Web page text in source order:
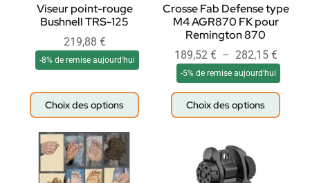
Viseur point-rouge
Bushnell TRS-125
219,88 €
-8% de remise aujourd'hui
Choix des options
Crosse Fab Defense type
M4 AGR870 FK pour
Remington 870
189,52 € – 282,15 €
-5% de remise aujourd'hui
Choix des options